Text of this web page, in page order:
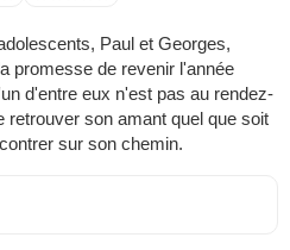
Paul et Georges,
promesse de revenir l'année
d'entre eux n'est pas au rendez-
retrouver son amant quel que soit
sur son chemin.